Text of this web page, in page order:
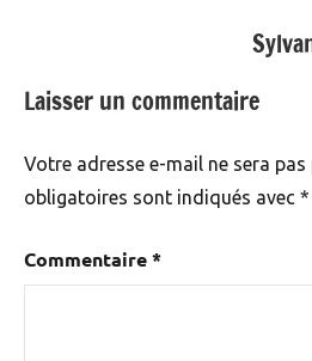
Laisser un commentaire
Votre adresse e-mail ne sera pas
obligatoires sont indiqués avec *
Commentaire*